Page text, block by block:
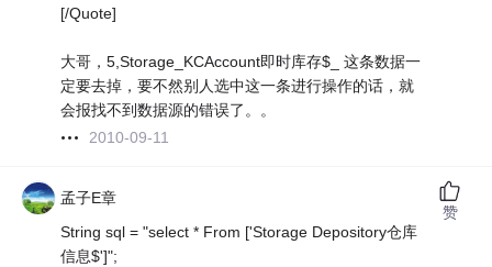
[/Quote]
大哥，5,Storage_KCAccount即时库存$_ 这条数据一
定要去掉，要不然别人选中这一条进行操作的话，就
会报找不到数据源的错误了。。
2010-09-11
孟子E章
String sql = "select * From ['Storage Depository仓库
信息$']";
赞